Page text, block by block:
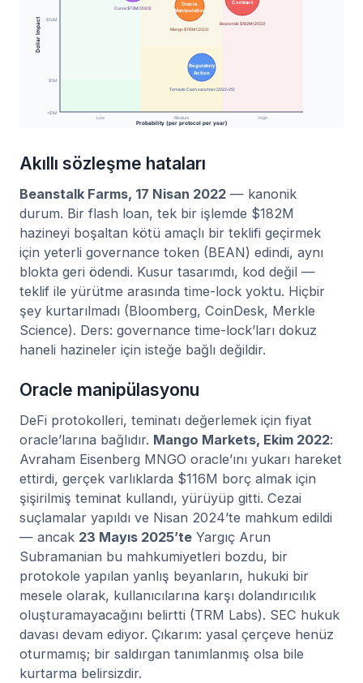
Akıllı sözleşme hataları
Beanstalk Farms, 17 Nisan 2022 — kanonik
durum. Bir flash loan, tek bir işlemde $182M
hazineyi boşaltan kötü amaçlı bir teklifi geçirmek
için yeterli governance token (BEAN) edindi, aynı
blokta geri ödendi. Kusur tasarımdı, kod değil —
teklif ile yürütme arasında time-lock yoktu. Hiçbir
şey kurtarılmadı (Bloomberg, CoinDesk, Merkle
Science). Ders: governance time-lock’ları dokuz
haneli hazineler için isteğe bağlı değildir.
Oracle manipülasyonu
DeFi protokolleri, teminatı değerlemek için fiyat
oracle’larına bağlıdır. Mango Markets, Ekim 2022:
Avraham Eisenberg MNGO oracle’ını yukarı hareket
ettirdi, gerçek varlıklarda $116M borç almak için
şişirilmiş teminat kullandı, yürüyüp gitti. Cezai
suçlamalar yapıldı ve Nisan 2024’te mahkum edildi
— ancak 23 Mayıs 2025’te Yargıç Arun
Subramanian bu mahkumiyetleri bozdu, bir
protokole yapılan yanlış beyanların, hukuki bir
mesele olarak, kullanıcılarına karşı dolandırıcılık
oluşturamayacağını belirtti (TRM Labs). SEC hukuk
davası devam ediyor. Çıkarım: yasal çerçeve henüz
oturmamış; bir saldırgan tanımlanmış olsa bile
kurtarma belirsizdir.